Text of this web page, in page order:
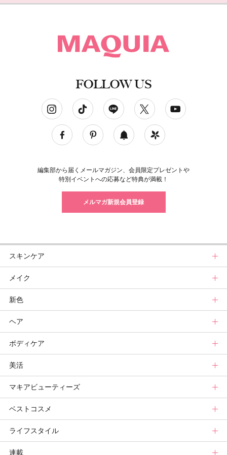
FOLLOW US
編集部から届くメールマガジン、会員限定プレゼントや
特別イベントへの応募など特典が満載！
メルマガ新規会員登録
スキンケア
スキンケアトップ
ニュース
スキンケアまとめ
スキンケア診断
メイク
メイクトップ
ニュース
メイクまとめ
ベースメイクカタログ
メイク診断
新色
新色トップ
クリスマスコフレ
秋新色
新色コスメスウォッチ
ビューティ速報
ヘア
ヘアトップ
ニュース
ヘアカタログ
ヘアまとめ
ヘア診断
ボディケア
ボディケアトップ
ニュース
ボディケアまとめ
ボディケア診断
美活
美活トップ
美活グランプリ
ヘルスケア・ダイエット
マキアビューティーズ
マキアビューティーズトップ
TOPビューティーズ一覧
ビューティーズ一覧
ベストコスメ
ベストコスメトップ
ベストコスメ
ライフスタイル
ライフスタイルトップ
連載